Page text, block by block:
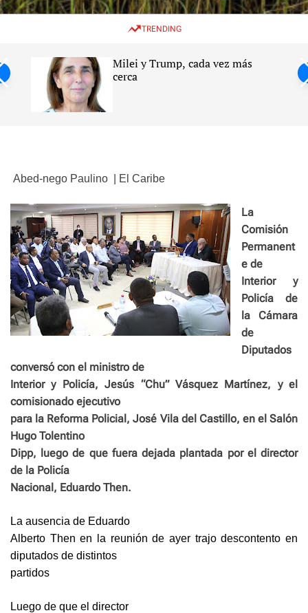
w
c
e
e
TRENDING
Milei y Trump, cada vez más
cerca
Abed-nego Paulino | El Caribe
La
Comisión
Permanent
e de
Interior y
Policía de
la Cámara
de
Diputados
conversó con el ministro de
Interior y Policía, Jesús “Chu” Vásquez Martínez, y el
comisionado ejecutivo
para la Reforma Policial, José Vila del Castillo, en el Salón
Hugo Tolentino
Dipp, luego de que fuera dejada plantada por el director
de la Policía
Nacional, Eduardo Then.
La ausencia de Eduardo
Alberto Then en la reunión de ayer trajo descontento en
diputados de distintos
partidos
Luego de que el director